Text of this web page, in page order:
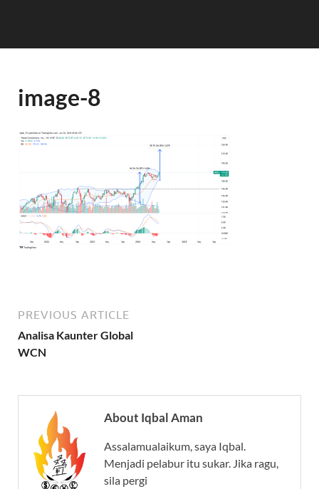
image-8
PREVIOUS ARTICLE
Analisa Kaunter Global
WCN
About Iqbal Aman
Assalamualaikum, saya Iqbal.
Menjadi pelabur itu sukar. Jika ragu,
sila pergi